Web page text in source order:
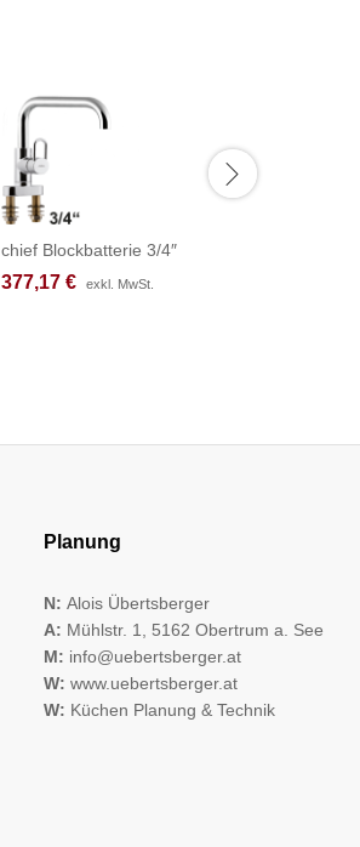
chief Blockbatterie 3/4″
377,17 € exkl. MwSt.
377,17 € exkl. MwSt.
Planung
N: Alois Übertsberger
A: Mühlstr. 1, 5162 Obertrum a. See
M: info@uebertsberger.at
W: www.uebertsberger.at
W: Küchen Planung & Technik